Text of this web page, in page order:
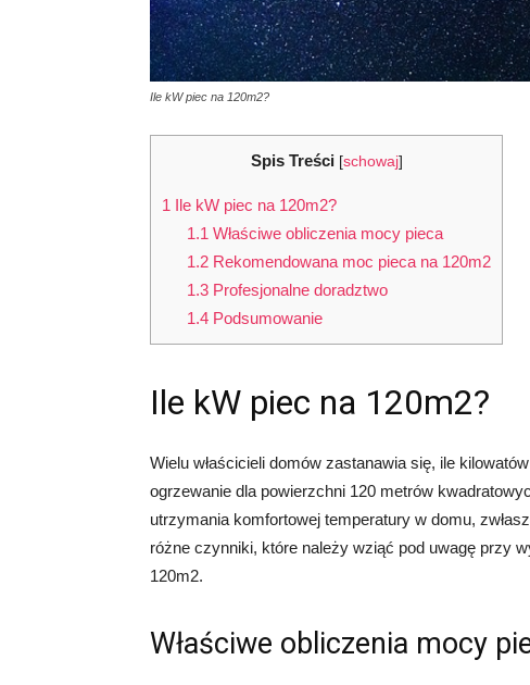
Ile kW piec na 120m2?
Spis Treści [schowaj]
1 Ile kW piec na 120m2?
1.1 Właściwe obliczenia mocy pieca
1.2Rekomendowana moc pieca na 120m2
1.3Profesjonalne doradztwo
1.4Podsumowanie
Ile kW piec na 120m2?
Wielu właścicieli domów zastanawia się, ile
ogrzewanie dla powierzchni 120 metrów
utrzymania komfortowej temperatury w domu,
różne czynniki, które należy wziąć pod uwagę przy
120m2.
Właściwe obliczenia mocy